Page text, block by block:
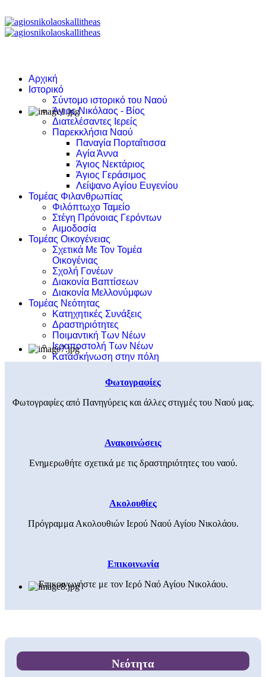
Αρχική
Ιστορικό
Σύντομο ιστορικό του Ναού
Άγιος Νικόλαος - Βίος
Διατελέσαντες Ιερείς
Παρεκκλήσια Ναού
Παναγία Πορταΐτισσα
Αγία Άννα
Άγιος Νεκτάριος
Άγιος Γεράσιμος
Λείψανο Αγίου Ευγενίου
Τομέας Φιλανθρωπίας
Φιλόπτωχο Ταμείο
Στέγη Πρόνοιας Γερόντων
Αιμοδοσία
Τομέας Οικογένειας
Σχετικά Με Τον Τομέα
Οικογένιας
Σχολή Γονέων
Διακονία Βαπτίσεων
Διακονία Μελλονύμφων
Τομέας Νεότητας
Κατηχητικές Συνάξεις
Δραστηριότητες
Ποιμαντική Των Νέων
Ιεραποστολή Των Νέων
Κατασκήνωση στην πόλη
Φωτογραφίες
Φωτογραφίες από Πανηγύρεις και άλλες στιγμές του Ναού μας.
Ανακοινώσεις
Ενημερωθήτε σχετικά με τις δραστηριότητες του ναού.
Ακολουθίες
Πρόγραμμα Ακολουθιών Ιερού Ναού Αγίου Νικολάου.
Επικοινωνία
Επικοινωνήστε με τον Ιερό Ναό Αγίου Νικολάου.
Νεότητα